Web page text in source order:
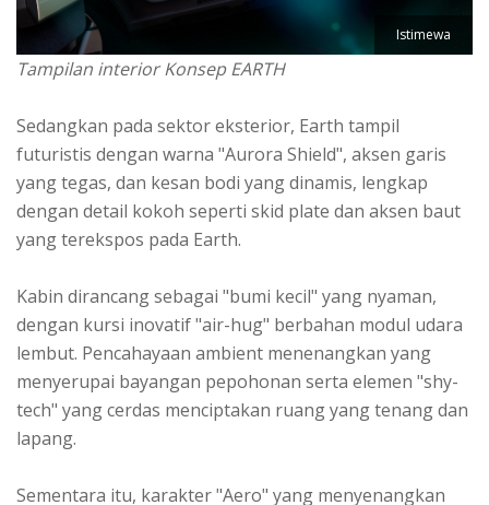
Istimewa
Tampilan interior Konsep EARTH
Sedangkan pada sektor eksterior, Earth tampil
futuristis dengan warna "Aurora Shield", aksen garis
yang tegas, dan kesan bodi yang dinamis, lengkap
dengan detail kokoh seperti skid plate dan aksen baut
yang terekspos pada Earth.
Kabin dirancang sebagai "bumi kecil" yang nyaman,
dengan kursi inovatif "air-hug" berbahan modul udara
lembut. Pencahayaan ambient menenangkan yang
menyerupai bayangan pepohonan serta elemen "shy-
tech" yang cerdas menciptakan ruang yang tenang dan
lapang.
Sementara itu, karakter "Aero" yang menyenangkan